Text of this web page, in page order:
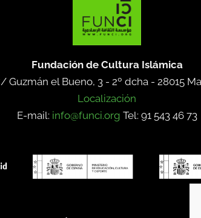
Fundación de Cultura Islámica
Guzmán el Bueno, 3 - 2º dcha - 28015
Localización
E-mail: info@funci.org Tel: 91 543 46 73